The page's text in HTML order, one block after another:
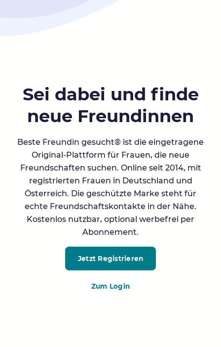
Sei dabei und finde
neue Freundinnen
Beste Freundin gesucht® ist die eingetragene
Original-Plattform für Frauen, die neue
Freundschaften suchen. Online seit 2014, mit
registrierten Frauen in Deutschland und
Österreich. Die geschützte Marke steht für
echte Freundschaftskontakte in der Nähe.
Kostenlos nutzbar, optional werbefrei per
Abonnement.
Jetzt Registrieren
Zum Login